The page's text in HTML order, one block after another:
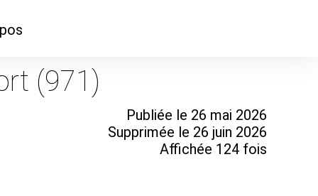
nous ?
(971)
Publiée le 26 mai 2026
Supprimée le 26 juin 2026
Affichée 124 fois